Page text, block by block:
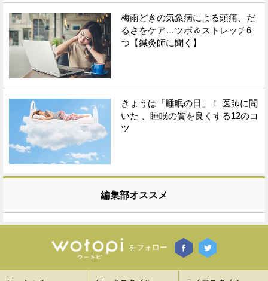
梅雨どきの気象病による頭痛、だ
るさをケア…ツボ＆ストレッチ6
つ【鍼灸師に聞く】
きょうは「睡眠の日」！ 医師に聞
いた 、睡眠の質を良くする12のコ
ツ
編集部オススメ
をフォロー